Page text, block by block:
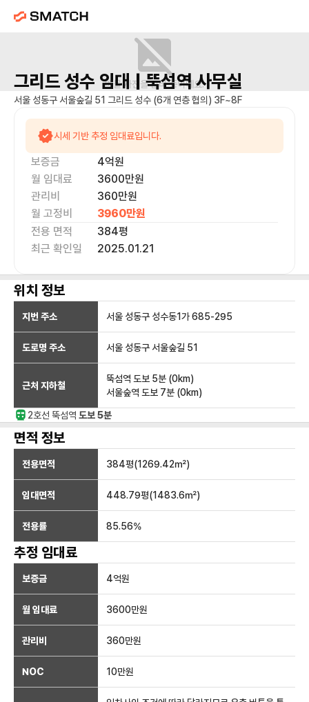
매물 사진을 준비 중이에요.
그리드 성수 임대 | 뚝섬역사무실
서울 성동구 서울숲길 51 그리드 성수 (6개 연층 협의) 3F~8F
시세 기반 추정 임대료입니다.
보증금 4억원
월 임대료
3600만원
관리비
360만원
월 고정비
3960만원
전용 면적
384평
최근 확인일
2025.01.21
위치 정보
지번 주소 서울 성동구 성수동1가 685-295
도로명 주소 서울 성동구 서울숲길 51
근처 지하철
뚝섬역 도보 5분 (0km)
서울숲역 도보 7분 (0km)
2호선 뚝섬역 도보 5분
면적 정보
전용면적 384평(1269.42㎡)
임대면적 448.79평(1483.6㎡)
전용률 85.56%
추정 임대료
보증금 4억원
월 임대료 3600만원
관리비 360만원
NOC 10만원